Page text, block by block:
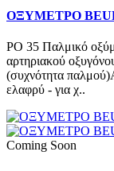
ΟΞΥΜΕΤΡΟ
PO 35 Παλμικό
αρτηριακού
(συχνότητα
ελαφρύ - για χ..
Coming Soon